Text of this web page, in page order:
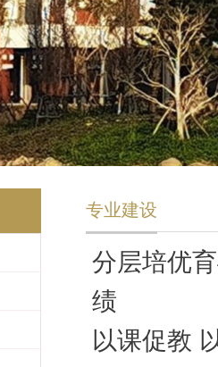
专业建设
分层培优
绩
以课促教